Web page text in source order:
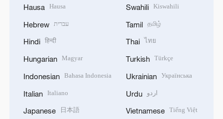
Hausa Hausa
Hebrew עברית
Hindi हिन्दी
Hungarian Magyar
Indonesian Bahasa Indonesia
Italian Italiano
Japanese 日本語
Swahili Kiswahili
Tamil தமிழ்
Thai ไทย
Turkish Türkçe
Ukrainian Українська
Urdu اردو
Vietnamese Tiếng Việt